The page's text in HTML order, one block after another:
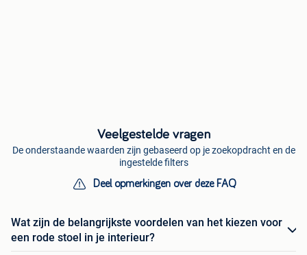
Veelgestelde vragen
De onderstaande waarden zijn gebaseerd op je zoekopdracht en de
ingestelde filters
Deel opmerkingen over deze FAQ
Wat zijn de belangrijkste voordelen van het kiezen voor
een rode stoel in je interieur?